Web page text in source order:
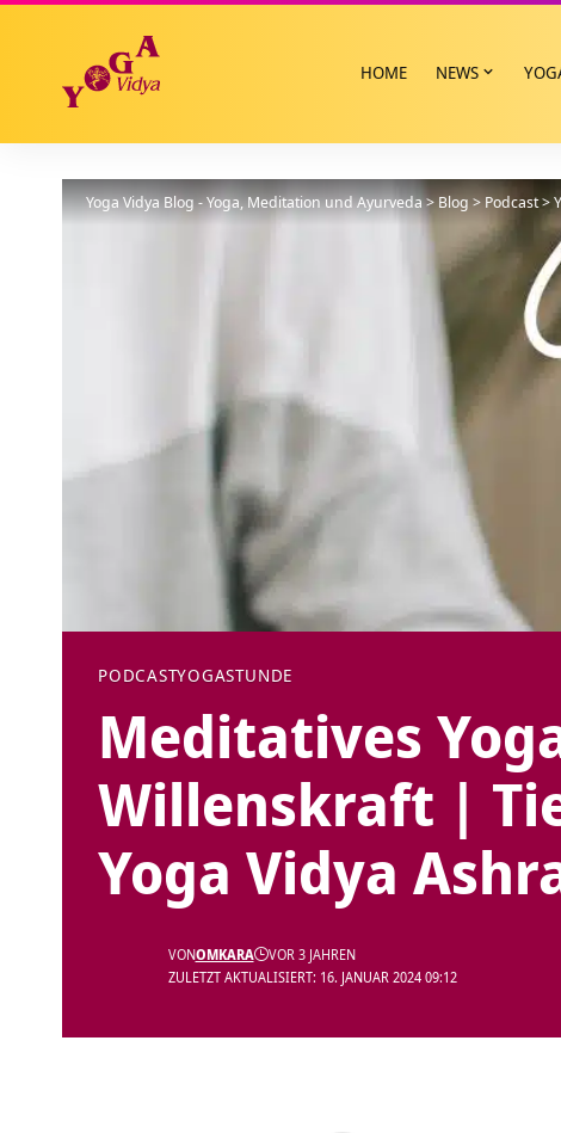
HOME NEWS
Yoga Vidya Blog - Yoga, Meditation und Ayurveda>Blog>Podcast>
PODCASTYOGASTUNDE
Meditatives
Willenskraft |
Yoga Vidya
ZULETZT AKTUALISIERT: 16. JANUAR 2024 09:12
VONOMKARA VOR 3 JAHREN